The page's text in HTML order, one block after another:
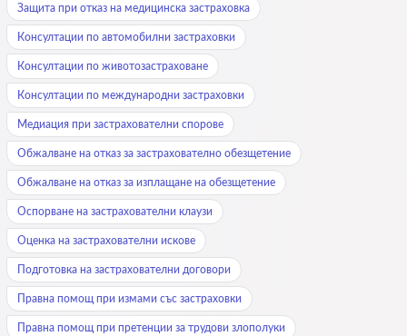
Защита при отказ на медицинска застраховка
Консултации по автомобилни застраховки
Консултации по животозастраховане
Консултации по международни застраховки
Медиация при застрахователни спорове
Обжалване на отказ за застрахователно обезщетение
Обжалване на отказ за изплащане на обезщетение
Оспорване на застрахователни клаузи
Оценка на застрахователни искове
Подготовка на застрахователни договори
Правна помощ при измами със застраховки
Правна помощ при претенции за трудови злополуки